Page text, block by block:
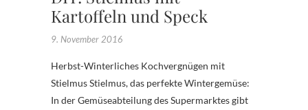
Kartoffeln und Speck
9. November 2016
Herbst-Winterliches Kochvergnügen mit
Stielmus Stielmus, das perfekte Wintergemüse:
In der Gemüseabteilung des Supermarktes gibt